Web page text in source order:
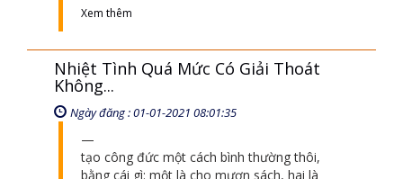
Xem thêm
Nhiệt Tình Quá Mức Có Giải Thoát
Không...
Ngày đăng : 01-01-2021 08:01:35
tạo công đức một cách bình thường thôi,
bằng cái gì: một là cho mượn sách, hai là